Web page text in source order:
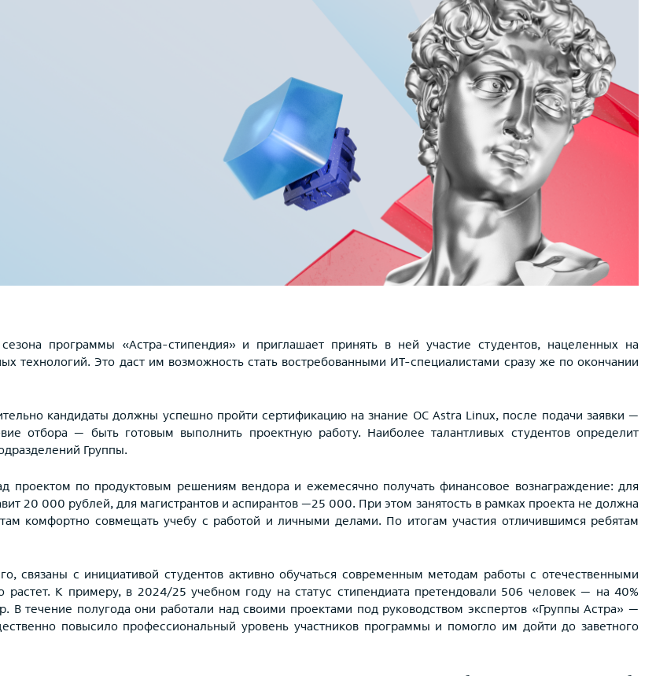
программы «Астра-стипендия» и приглашает принять в ней участие студентов, нацеленных на
технологий. Это даст им возможность стать востребованными ИТ-специалистами сразу же по окончании
кандидаты должны успешно пройти сертификацию на знание ОС Astra Linux, после подачи заявки —
отбора — быть готовым выполнить проектную работу. Наиболее талантливых студентов определит
Группы.
проектом по продуктовым решениям вендора и ежемесячно получать финансовое вознаграждение: для
20 000 рублей, для магистрантов и аспирантов —25 000. При этом занятость в рамках проекта не должна
комфортно совмещать учебу с работой и личными делами. По итогам участия отличившимся ребятам
связаны с инициативой студентов активно обучаться современным методам работы с отечественными
К примеру, в 2024/25 учебном году на статус стипендиата претендовали 506 человек — на 40%
течение полугода они работали над своими проектами под руководством экспертов «Группы Астра» —
повысило профессиональный уровень участников программы и помогло им дойти до заветного